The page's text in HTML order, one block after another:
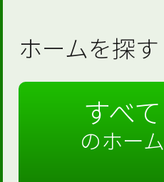
ホームを探す
すべて
のホーム